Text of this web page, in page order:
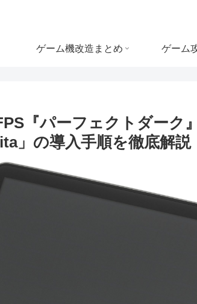
ゲーム機改造まとめ ゲーム
『パーフェクトダーク
」の導入手順を徹底解説